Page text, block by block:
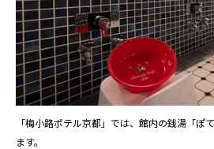
「梅小路ポテル京都」では、館内の銭湯「ぽ
ます。